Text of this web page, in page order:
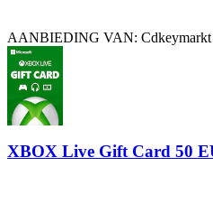
AANBIEDING VAN: Cdkeymarkt
XBOX Live Gift Card 50